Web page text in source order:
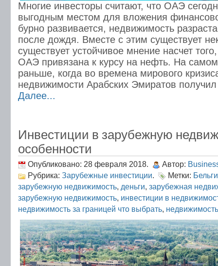
Многие инвесторы считают, что ОАЭ
выгодным местом для вложения
бурно развивается, недвижимость
после дождя. Вместе с этим существует
существует устойчивое мнение насчет
ОАЭ привязана к курсу на нефть. На
раньше, когда во времена мирового
недвижимости Арабских Эмиратов
Далее...
Инвестиции в зарубежную
особенности
Опубликовано: 28 февраля 2018. Автор:
Рубрика: Зарубежные инвестиции. Метки:
зарубежную недвижимость, деньги, зарубежная
зарубежную недвижимость, инвестиции в
недвижимость за границей что выбрать, недвижимость